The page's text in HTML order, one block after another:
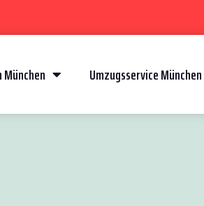
Umzugsservice München